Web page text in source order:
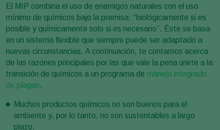
El MIP combina el uso de enemigos naturales con el uso
mínimo de químicos bajo la premisa: “biológicamente si es
posible y químicamente solo si es necesario”. Éste se basa
en un sistema flexible que siempre puede ser adaptado a
nuevas circunstancias. A continuación, te contamos acerca
de las razones principales por las que vale la pena unirte a la
transición de químicos a un programa de manejo integrado
de plagas.
Muchos productos químicos no son buenos para el
ambiente y, por lo tanto, no son sustentables a largo
plazo.